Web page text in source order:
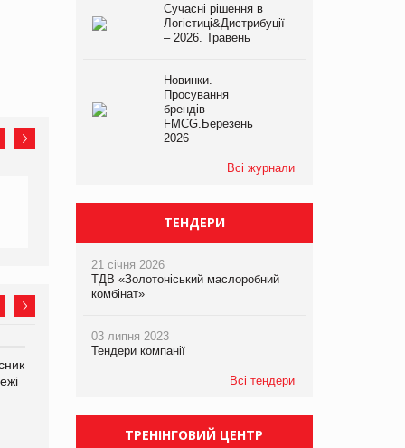
виробництва
компанії «УкраМарин»
Сучасні рішення в
Логістиці&Дистрибуції
– 2026. Травень
Новинки.
Просування
брендів
FMCG.Березень
2026
Всі журнали
ТЕНДЕРИ
21 січня 2026
ТДВ «Золотоніський маслоробний
комбінат»
03 липня 2023
Тендери компанії
Всі тендери
ТРЕНІНГОВИЙ ЦЕНТР